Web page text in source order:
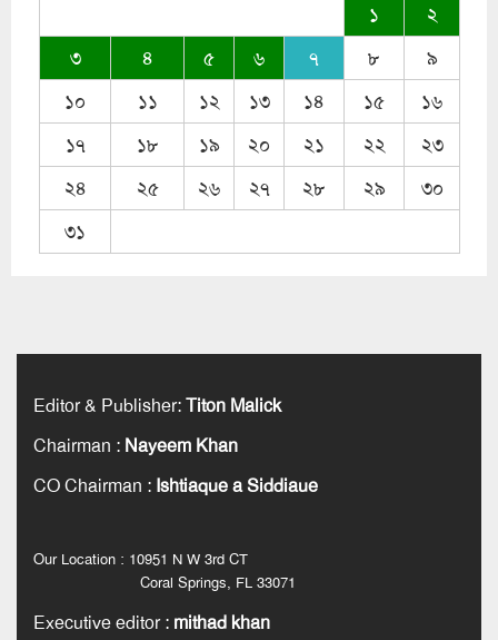
১
২
৩
৪ ৫ ৬ ৭ ৮
৯
১০
১১ ১২ ১৩ ১৪ ১৫
১৬
১৭
১৮ ১৯ ২০ ২১ ২২
২৩
২৪
২৫ ২৬ ২৭ ২৮ ২৯
৩০
৩১
Editor & Publisher:Titon Malick
Chairman : Nayeem Khan
CO Chairman : Ishtiaque a Siddiaue
Our Location : 10951 N W 3rd CT
Coral Springs, FL 33071
Executive editor: mithad khan